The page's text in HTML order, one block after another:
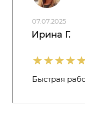
07.07.2025
Ирина Г.
Быстрая